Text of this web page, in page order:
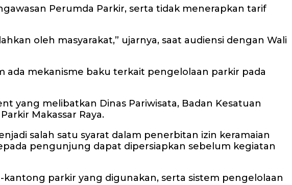
Perumda Parkir, serta tidak menerapkan tarif
oleh masyarakat,” ujarnya, saat audiensi dengan Wali
ada mekanisme baku terkait pengelolaan parkir pada
yang melibatkan Dinas Pariwisata, Badan Kesatuan
Makassar Raya.
salah satu syarat dalam penerbitan izin keramaian
pengunjung dapat dipersiapkan sebelum kegiatan
parkir yang digunakan, serta sistem pengelolaan